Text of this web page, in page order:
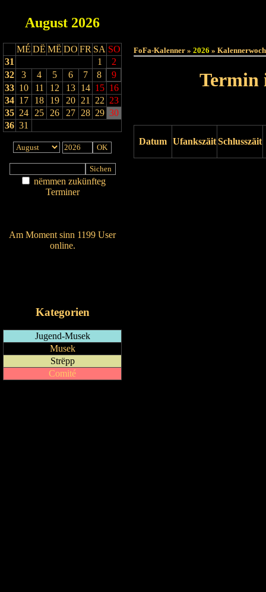
August 2026
MÉ DË MË DO FR SA SO
31
1
2
32
3 4 5 6 7 8
9
33 10 11 12 13 14 15 16
34 17 18 19 20 21 22 23
35 24 25 26 27 28 29 30
36 31
nëmmen zukünfteg
Terminer
Am Moment sinn 1199 User
online.
Kategorien
Jugend-Musek
Musek
Strëpp
Comité
FoFa-Kalenner » 2026 »
Termin
Datum UfankszäitSchlusszäit